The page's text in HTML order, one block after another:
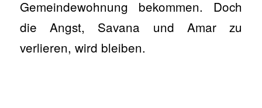
Gemeindewohnung bekommen. Doch
die Angst, Savana und Amar zu
verlieren, wird bleiben.